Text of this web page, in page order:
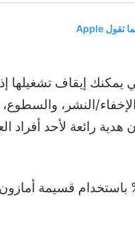
إيقاف تشغيلها
النشر،
رائعة لأحد أفراد